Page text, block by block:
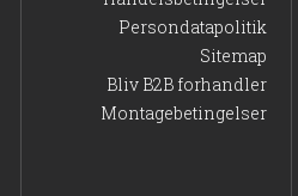
Persondatapolitik
Sitemap
Bliv B2B forhandler
Montagebetingelser